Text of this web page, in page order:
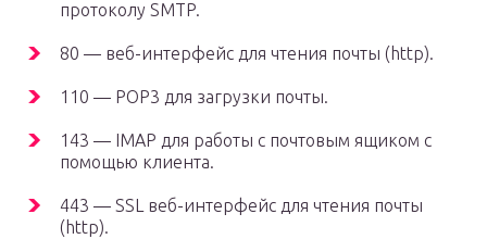
протоколу SMTP.
80 — веб-интерфейс для чтения почты (http).
110 — POP3 для загрузки почты.
143 — IMAP для работы с почтовым ящиком с
помощью клиента.
443 — SSL веб-интерфейс для чтения почты
(http).